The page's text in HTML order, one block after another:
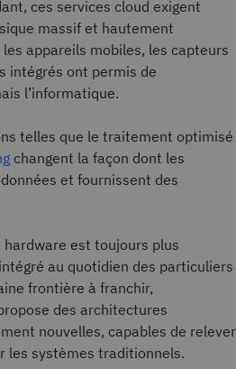
ces services cloud exigent
massif et hautement
appareils mobiles, les capteurs
intégrés ont permis de
l’informatique.
telles que le traitement optimisé
changent la façon dont les
et fournissent des
est toujours plus
au quotidien des particuliers
frontière à franchir,
des architectures
nouvelles, capables de relever
les systèmes traditionnels.